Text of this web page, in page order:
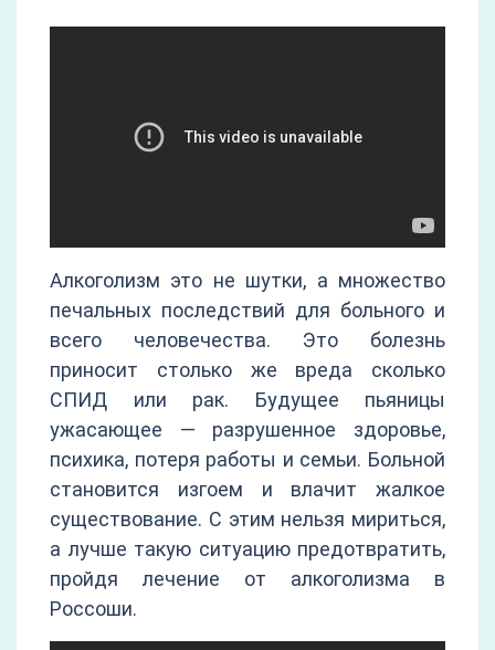
Алкоголизм это не шутки, а множество
печальных последствий для больного и
всего человечества. Это болезнь
приносит столько же вреда сколько
СПИД или рак. Будущее пьяницы
ужасающее — разрушенное здоровье,
психика, потеря работы и семьи. Больной
становится изгоем и влачит жалкое
существование. С этим нельзя мириться,
а лучше такую ситуацию предотвратить,
пройдя лечение от алкоголизма в
Россоши.